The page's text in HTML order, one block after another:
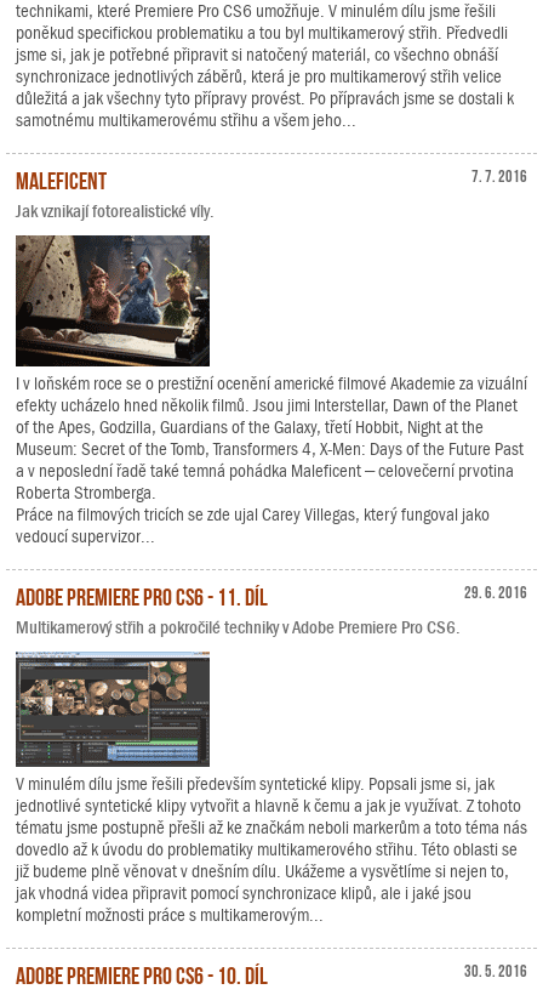
technikami, které Premiere Pro CS6 umožňuje. V minulém dílu jsme řešili
poněkud specifickou problematiku a tou byl multikamerový střih. Předvedli
jsme si, jak je potřebné připravit si natočený materiál, co všechno obnáší
synchronizace jednotlivých záběrů, která je pro multikamerový střih velice
důležitá a jak všechny tyto přípravy provést. Po přípravách jsme se dostali k
samotnému multikamerovému střihu a všem jeho...
7. 7. 2016
Maleficent
Jak vznikají fotorealistické víly.
I v loňském roce se o prestižní ocenění americké filmové Akademie za vizuální
efekty ucházelo hned několik filmů. Jsou jimi Interstellar, Dawn of the Planet
of the Apes, Godzilla, Guardians of the Galaxy, třetí Hobbit, Night at the
Museum: Secret of the Tomb, Transformers 4, X-Men: Days of the Future Past
a v neposlední řadě také temná pohádka Maleficent – celovečerní prvotina
Roberta Stromberga.
Práce na filmových tricích se zde ujal Carey Villegas, který fungoval jako
vedoucí supervizor...
29. 6. 2016
Adobe Premiere Pro CS6 - 11. díl
Multikamerový střih a pokročilé techniky v Adobe Premiere Pro CS6.
V minulém dílu jsme řešili především syntetické klipy. Popsali jsme si, jak
jednotlivé syntetické klipy vytvořit a hlavně k čemu a jak je využívat. Z tohoto
tématu jsme postupně přešli až ke značkám neboli markerům a toto téma nás
dovedlo až k úvodu do problematiky multikamerového střihu. Této oblasti se
již budeme plně věnovat v dnešním dílu. Ukážeme a vysvětlíme si nejen to,
jak vhodná videa připravit pomocí synchronizace klipů, ale i jaké jsou
kompletní možnosti práce s multikamerovým...
30. 5. 2016
Adobe Premiere Pro CS6 - 10. díl